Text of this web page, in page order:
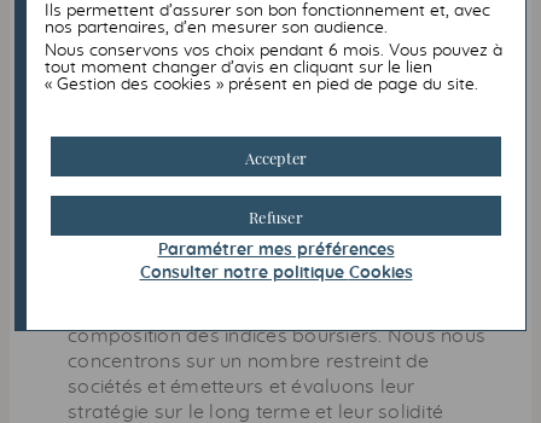
sur des valeurs de croissance européennes
et américaines.
Notre stratégie de gestion est construite
vision long terme
de
de créer de la valeur de manière durable et
qui ont des données financières saines et
Nous nous appuyons sur notreéquipe
d'analystes financierset nous nous
composition des indices boursiers. Nous nous
concentrons sur un nombre restreint de
sociétés et émetteurs et évaluons leur
stratégie sur le long terme et leur solidité
Ils permettent d’assurer son bon fonctionnement et, avec
nos partenaires, d’en mesurer son audience.
Nous conservons vos choix pendant 6 mois. Vous pouvez à
tout moment changer d’avis en cliquant sur le lien
« Gestion des cookies » présent en pied de page du site.
Accepter
Refuser
Paramétrer mes préférences
Consulter notre politique Cookies